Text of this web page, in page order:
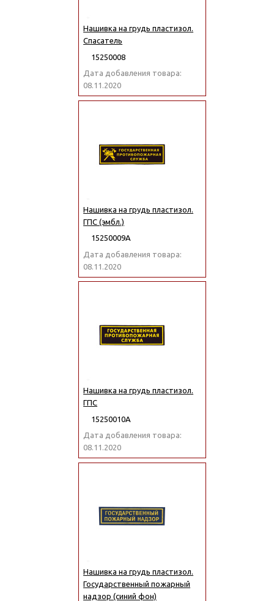
Нашивка на грудь пластизол.
Спасатель
15250008
Дата добавления товара:
08.11.2020
Нашивка на грудь пластизол.
ГПС (эмбл.)
15250009А
Дата добавления товара:
08.11.2020
Нашивка на грудь пластизол.
ГПС
15250010А
Дата добавления товара:
08.11.2020
Нашивка на грудь пластизол.
Государственный пожарный
надзор (синий фон)